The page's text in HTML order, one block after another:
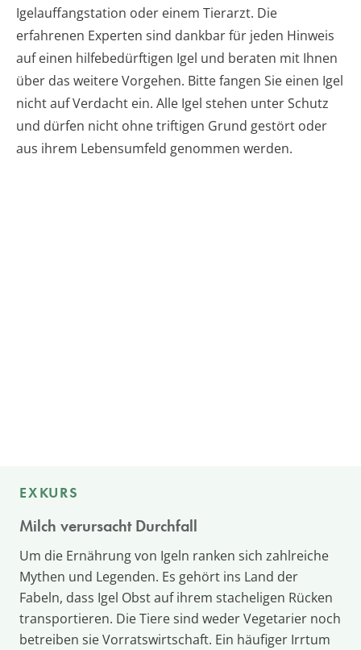
Igelauffangstation oder einem Tierarzt. Die
erfahrenen Experten sind dankbar für jeden Hinweis
auf einen hilfebedürftigen Igel und beraten mit Ihnen
über das weitere Vorgehen. Bitte fangen Sie einen Igel
nicht auf Verdacht ein. Alle Igel stehen unter Schutz
und dürfen nicht ohne triftigen Grund gestört oder
aus ihrem Lebensumfeld genommen werden.
EXKURS
Milch verursacht Durchfall
Um die Ernährung von Igeln ranken sich zahlreiche
Mythen und Legenden. Es gehört ins Land der
Fabeln, dass Igel Obst auf ihrem stacheligen Rücken
transportieren. Die Tiere sind weder Vegetarier noch
betreiben sie Vorratswirtschaft. Ein häufiger Irrtum